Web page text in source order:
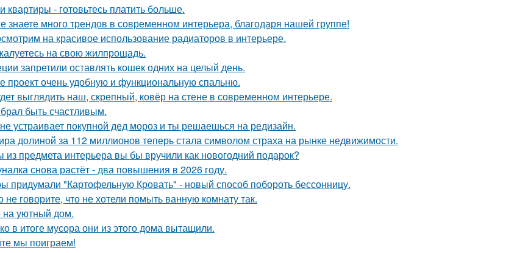
квартиры - готовьтесь платить больше.
знаете много трендов в современном интерьера, благодаря нашей группе!
на красивое использование радиаторов в интерьере.
на свою жилпрощадь.
запретили оставлять кошек одних на целый день.
проект очень удобную и функциональную спальню.
выглядить наш, скрепный, ковёр на стене в современном интерьере.
быть счастливым.
устраивает покупной дед мороз и ты решаешься на редизайн.
долиной за 112 миллионов теперь стала символом страха на рынке недвижимости.
из предмета интерьера вы бы вручили как новогодний подарок?
снова растёт - два повышения в 2026 году.
придумали "Картофельную Кровать" - новый способ побороть бессонницу.
не говорите, что не хотели помыть ванную комнату так.
на уютный дом.
в итоге мусора они из этого дома вытащили.
мы поиграем!